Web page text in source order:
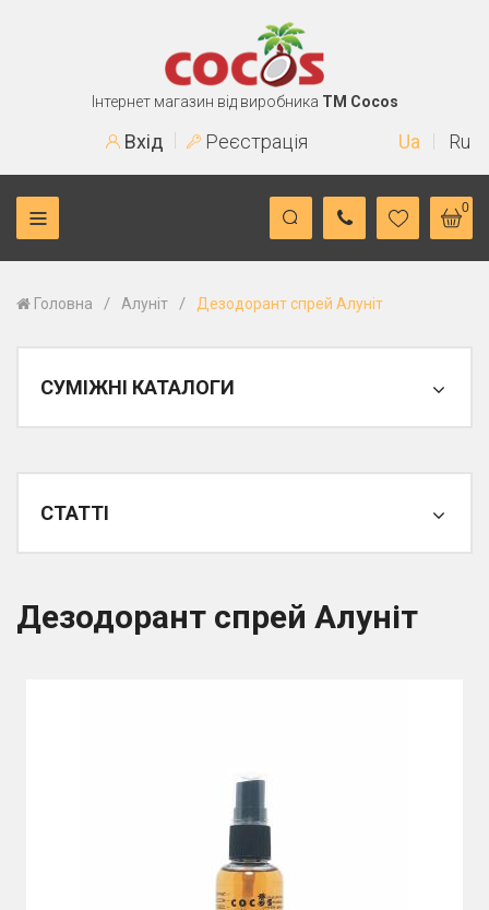
Інтернет магазин від виробника TM Cocos
Вхід Реєстрація Ua Ru
0
Головна / Алуніт / Дезодорант спрей Алуніт
СУМІЖНІ КАТАЛОГИ
СТАТТІ
Дезодорант спрей Алуніт